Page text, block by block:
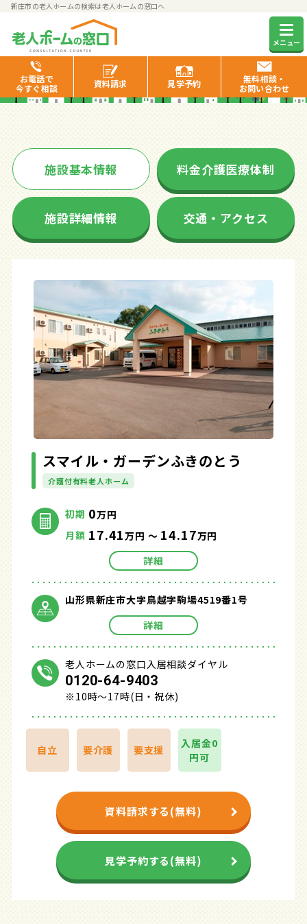
新庄市の老人ホームの検索は老人ホームの窓口へ
メニュー
お電話で
今すぐ相談
資料請求 見学予約
無料相談・
お問い合わせ
スマイル・ガーデンふきのとう
施設基本情報 料金介護医療体制
施設詳細情報 交通・アクセス
スマイル・ガーデンふきのとう
介護付有料老人ホーム
初期 0万円
月額 17.41万円 ～ 14.17万円
詳細
山形県新庄市大字鳥越字駒場4519番1号
詳細
老人ホームの窓口入居相談ダイヤル
0120-64-9403
※10時～17時(日・祝休)
自立 要介護 要支援
入居金0
円可
資料請求する(無料)
見学予約する(無料)